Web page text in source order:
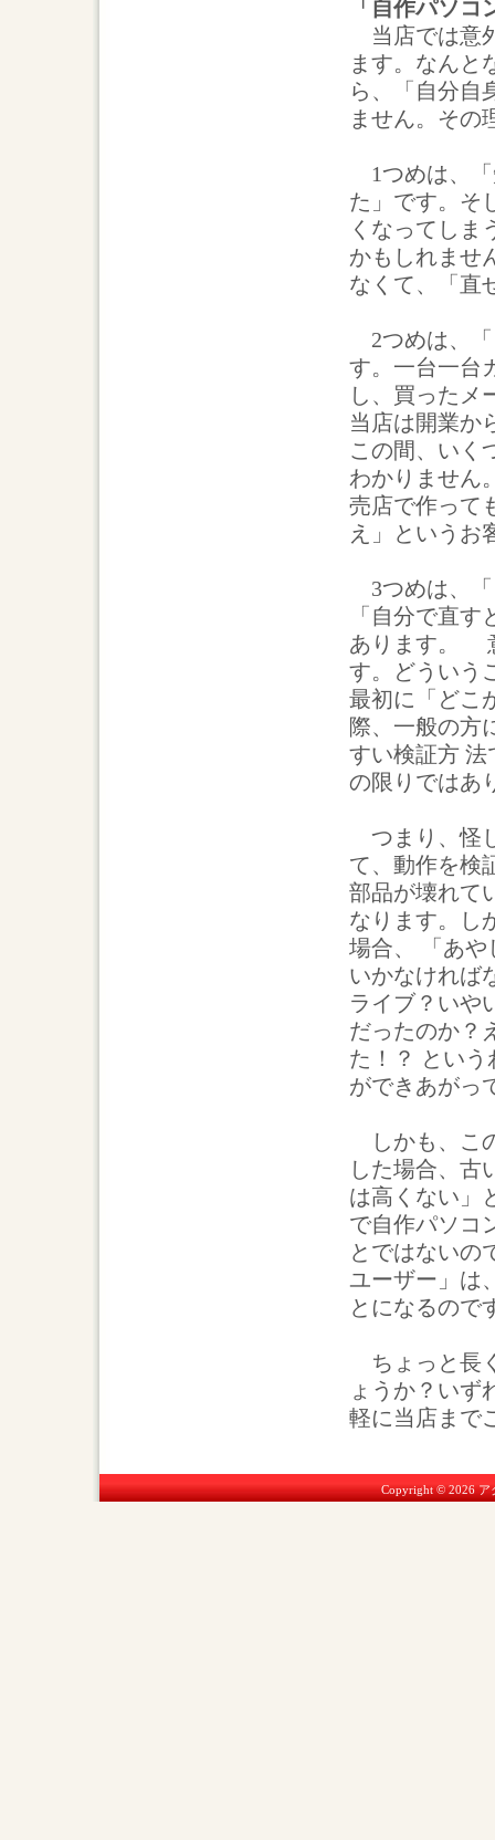
「自作パソコ
当店では意
ます。なんと
ら、「自分自
ません。その
1つめは、「
た」です。そ
くなってしま
かもしれませ
なくて、「直
2つめは、「
す。一台一台
し、買ったメ
当店は開業か
この間、いく
わかりません
売店で作って
え」というお
3つめは、「
「自分で直
あります。
す。どういう
最初に「どこ
際、一般の方
すい検証方 法
の限りではあ
つまり、怪
て、動作を検
部品が壊れて
なります。し
場合、 「あや
いかなければ
ライブ？いや
だったのか？
た！？ とい
ができあがっ
しかも、こ
した場合、古
は高くない」
で自作パソコ
とではないの
ユーザー」は
とになるので
ちょっと長
ょうか？いず
軽に当店まで
Copyright © 2026 ア